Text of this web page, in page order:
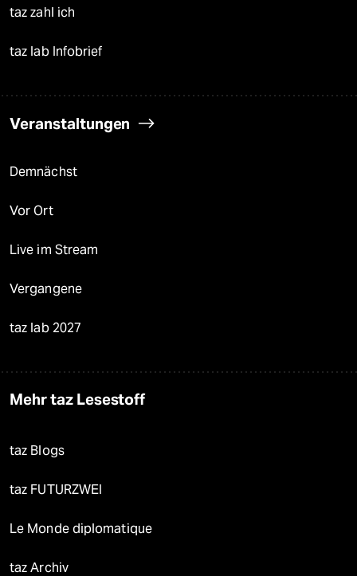
taz zahl ich
taz lab Infobrief
Veranstaltungen
Demnächst
Vor Ort
Live im Stream
Vergangene
taz lab 2027
Mehr taz Lesestoff
taz Blogs
taz FUTURZWEI
Le Monde diplomatique
taz Archiv